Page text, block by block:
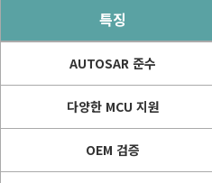
특징
AUTOSAR 준수
다양한 MCU 지원
OEM 검증